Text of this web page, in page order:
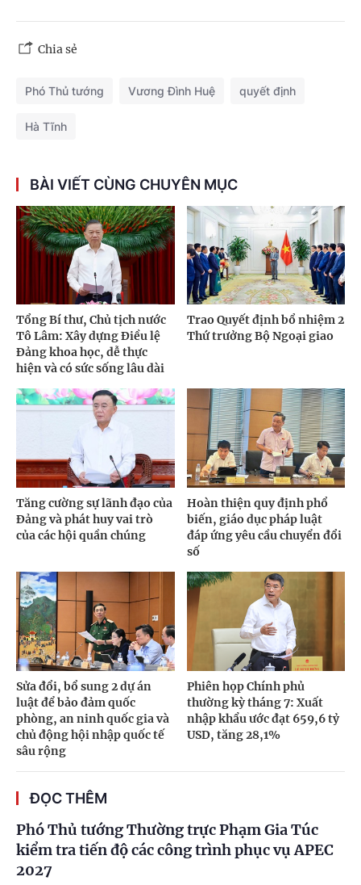
Chia sẻ
Phó Thủ tướng Vương Đình Huệ quyết định
Hà Tĩnh
BÀI VIẾT CÙNG CHUYÊN MỤC
Tổng Bí thư, Chủ tịch nước
Tô Lâm: Xây dựng Điều lệ
Đảng khoa học, dễ thực
hiện và có sức sống lâu dài
Trao Quyết định bổ nhiệm 2
Thứ trưởng Bộ Ngoại giao
Tăng cường sự lãnh đạo của
Đảng và phát huy vai trò
của các hội quần chúng
Hoàn thiện quy định phổ
biến, giáo dục pháp luật
đáp ứng yêu cầu chuyển đổi
số
Sửa đổi, bổ sung 2 dự án
luật để bảo đảm quốc
phòng, an ninh quốc gia và
chủ động hội nhập quốc tế
sâu rộng
Phiên họp Chính phủ
thường kỳ tháng 7: Xuất
nhập khẩu ước đạt 659,6 tỷ
USD, tăng 28,1%
ĐỌC THÊM
Phó Thủ tướng Thường trực Phạm Gia Túc
kiểm tra tiến độ các công trình phục vụ APEC
2027